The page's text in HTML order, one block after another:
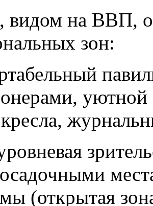
видом на ВВП,
зон:
уютной
(открытая